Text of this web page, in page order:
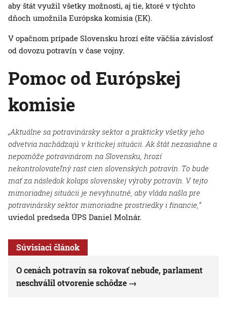
aby štát využil všetky možnosti, aj tie, ktoré v týchto
dňoch umožnila Európska komisia (EK).
V opačnom prípade Slovensku hrozí ešte väčšia závislosť
od dovozu potravín v čase vojny.
Pomoc od Európskej
komisie
„Aktuálne sa potravinársky sektor a prakticky všetky jeho
odvetvia nachádzajú v kritickej situácii. Ak štát nezasiahne a
nepomôže potravinárom na Slovensku, hrozí
nekontrolovateľný rast cien slovenských potravín. To bude
mať za následok kolaps slovenskej výroby potravín. V tejto
mimoriadnej situácii je nevyhnutné, aby vláda našla pre
potravinársky sektor mimoriadne prostriedky i financie,“
uviedol predseda ÚPS Daniel Molnár.
Súvisiaci článok
O cenách potravín sa rokovať nebude, parlament
neschválil otvorenie schôdze